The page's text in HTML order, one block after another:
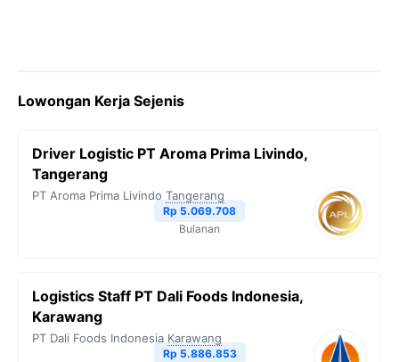
Lowongan Kerja Sejenis
Driver Logistic PT Aroma Prima Livindo,
Tangerang
PT Aroma Prima Livindo Tangerang
Rp 5.069.708
Bulanan
Logistics Staff PT Dali Foods Indonesia,
Karawang
PT Dali Foods Indonesia Karawang
Rp 5.886.853